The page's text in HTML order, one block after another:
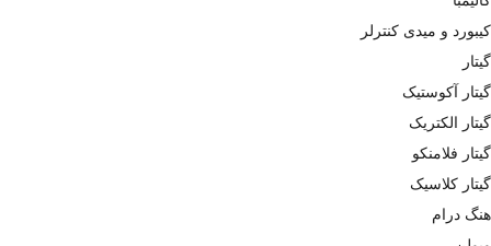
کیبورد و میدی کنترلر
گیتار
گیتار آکوستیک
گیتار الکتریک
گیتار فلامنکو
گیتار کلاسیک
هنگ درام